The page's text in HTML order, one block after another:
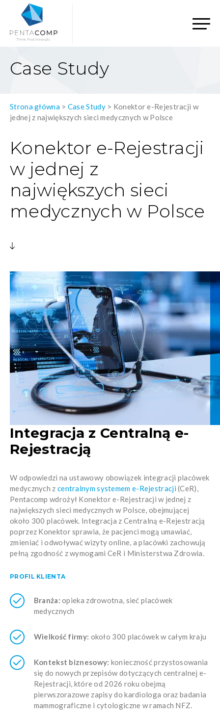
Case Study
Strona główna> Case Study> Konektor e-Rejestracji w
jednej z największych sieci medycznych w Polsce
Konektor e-Rejestracji
w jednej z
największych sieci
medycznych w Polsce
Integracja z Centralną e-
Rejestracją
W odpowiedzi na ustawowy obowiązek integracji placówek
medycznych z centralnym systemem e-Rejestracji(CeR),
Pentacomp wdrożył Konektor e-Rejestracji w jednej z
największych sieci medycznych w Polsce, obejmującej
około 300 placówek. Integracja z Centralną e-Rejestracją
poprzez Konektor sprawia, że pacjenci mogą umawiać,
zmieniać i odwoływać wizyty online, a placówki zachowują
pełną zgodność z wymogami CeR i Ministerstwa Zdrowia.
PROFIL KLIENTA
Branża: opieka zdrowotna, sieć placówek
medycznych
Wielkość firmy: około 300 placówek w całym kraju
Kontekst biznesowy: konieczność przystosowania
się do nowych przepisów dotyczących centralnej e-
Rejestracji, które od 2026 roku obejmą
pierwszorazowe zapisy do kardiologa oraz badania
mammograficzne i cytologiczne w ramach NFZ.